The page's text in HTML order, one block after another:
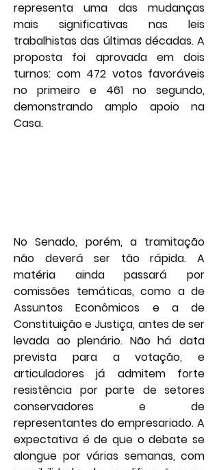
representa uma das mudanças
mais significativas nas leis
trabalhistas das últimas décadas. A
proposta foi aprovada em dois
turnos: com 472 votos favoráveis
no primeiro e 461 no segundo,
demonstrando amplo apoio na
Casa.
No Senado, porém, a tramitação
não deverá ser tão rápida. A
matéria ainda passará por
comissões temáticas, como a de
Assuntos Econômicos e a de
Constituição e Justiça, antes de ser
levada ao plenário. Não há data
prevista para a votação, e
articuladores já admitem forte
resistência por parte de setores
conservadores e de
representantes do empresariado. A
expectativa é de que o debate se
alongue por várias semanas, com